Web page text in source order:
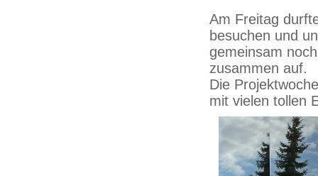
Am Freitag
besuchen und
gemeinsam
zusammen auf.
Die
mit vielen tollen